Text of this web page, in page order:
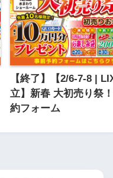
【終了】【2/6-7-8 |
立】新春 大初売り祭
約フォーム